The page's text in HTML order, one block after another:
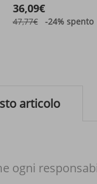
36,09€
47,77€ -24% spento
articolo
ogni